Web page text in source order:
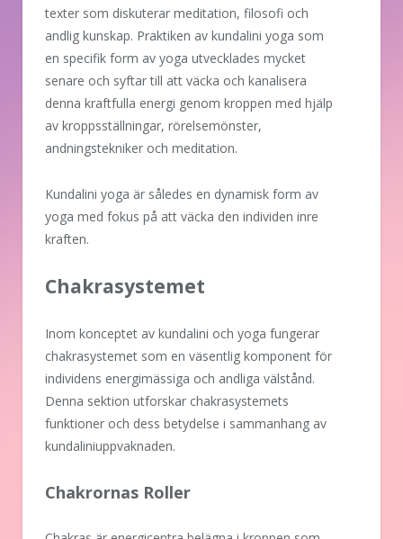
texter som diskuterar meditation, filosofi och
andlig kunskap. Praktiken av kundalini yoga som
en specifik form av yoga utvecklades mycket
senare och syftar till att väcka och kanalisera
denna kraftfulla energi genom kroppen med hjälp
av kroppsställningar, rörelsemönster,
andningstekniker och meditation.
Kundalini yoga är således en dynamisk form av
yoga med fokus på att väcka den individen inre
kraften.
Chakrasystemet
Inom konceptet av kundalini och yoga fungerar
chakrasystemet som en väsentlig komponent för
individens energimässiga och andliga välstånd.
Denna sektion utforskar chakrasystemets
funktioner och dess betydelse i sammanhang av
kundaliniuppvaknaden.
Chakrornas Roller